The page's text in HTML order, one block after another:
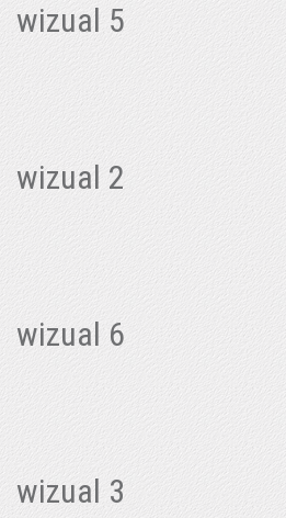
wizual 5
wizual 2
wizual 6
wizual 3